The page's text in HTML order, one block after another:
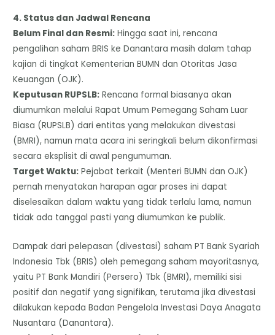
​4. Status dan Jadwal Rencana
Belum Final dan Resmi: Hingga saat ini, rencana
pengalihan saham BRIS ke Danantara masih dalam tahap
kajian di tingkat Kementerian BUMN dan Otoritas Jasa
Keuangan (OJK).
​Keputusan RUPSLB: Rencana formal biasanya akan
diumumkan melalui Rapat Umum Pemegang Saham Luar
Biasa (RUPSLB) dari entitas yang melakukan divestasi
(BMRI), namun mata acara ini seringkali belum dikonfirmasi
secara eksplisit di awal pengumuman.
​Target Waktu: Pejabat terkait (Menteri BUMN dan OJK)
pernah menyatakan harapan agar proses ini dapat
diselesaikan dalam waktu yang tidak terlalu lama, namun
tidak ada tanggal pasti yang diumumkan ke publik.
Dampak dari pelepasan (divestasi) saham PT Bank Syariah
Indonesia Tbk (BRIS) oleh pemegang saham mayoritasnya,
yaitu PT Bank Mandiri (Persero) Tbk (BMRI), memiliki sisi
positif dan negatif yang signifikan, terutama jika divestasi
dilakukan kepada Badan Pengelola Investasi Daya Anagata
Nusantara (Danantara).